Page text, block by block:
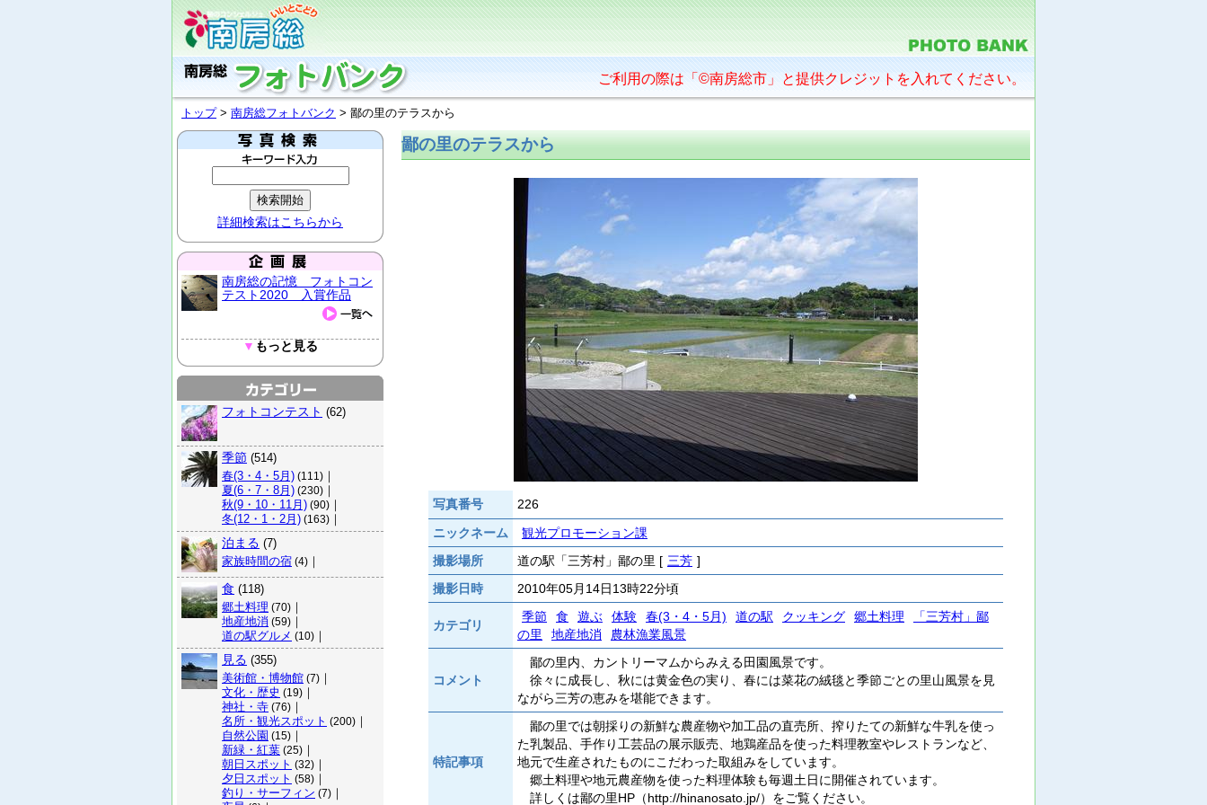
ご利用の際は「©南房総市」と提供クレジットを入れてください。
トップ> 南房総フォトバンク > 鄙の里のテラスから
詳細検索はこちらから
南房総の記憶 フォトコン
テスト2020 入賞作品
▼ もっと見る
フォトコンテスト (62)
季節 (514)
春(3・4・5月) (111) ｜
夏(6・7・8月) (230) ｜
秋(9・10・11月) (90) ｜
冬(12・1・2月) (163) ｜
泊まる (7)
家族時間の宿 (4) ｜
食 (118)
郷土料理 (70) ｜
地産地消 (59) ｜
道の駅グルメ (10) ｜
見る (355)
美術館・博物館 (7) ｜
文化・歴史 (19) ｜
神社・寺 (76) ｜
名所・観光スポット (200) ｜
自然公園 (15) ｜
新緑・紅葉 (25) ｜
朝日スポット (32) ｜
夕日スポット (58) ｜
釣り・サーフィン (7) ｜
鄙の里のテラスから
写真番号
226
ニックネーム
観光プロモーション課
撮影場所
道の駅「三芳村」鄙の里 [ 三芳 ]
撮影日時
2010年05月14日13時22分頃
カテゴリ
季節 食 遊ぶ 体験 春(3・4・5月) 道の駅 クッキング 郷土料理
「三芳村」鄙
の里
地産地消 農林漁業風景
コメント
鄙の里内、カントリーマムからみえる田園風景です。
徐々に成長し、秋には黄金色の実り、春には菜花の絨毯と季節ごとの里山風景を見
ながら三芳の恵みを堪能できます。
特記事項
鄙の里では朝採りの新鮮な農産物や加工品の直売所、搾りたての新鮮な牛乳を使っ
た乳製品、手作り工芸品の展示販売、地鶏産品を使った料理教室やレストランなど、
地元で生産されたものにこだわった取組みをしています。
郷土料理や地元農産物を使った料理体験も毎週土日に開催されています。
詳しくは鄙の里HP（http://hinanosato.jp/）をご覧ください。